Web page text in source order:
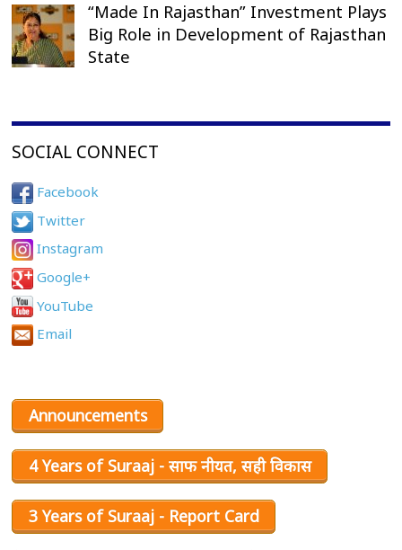
“Made In Rajasthan” Investment Plays
Big Role in Development of Rajasthan
State
SOCIAL CONNECT
Facebook
Twitter
Instagram
Google+
YouTube
Email
Announcements
4 Years of Suraaj - साफ नीयत, सही विकास
3 Years of Suraaj - Report Card